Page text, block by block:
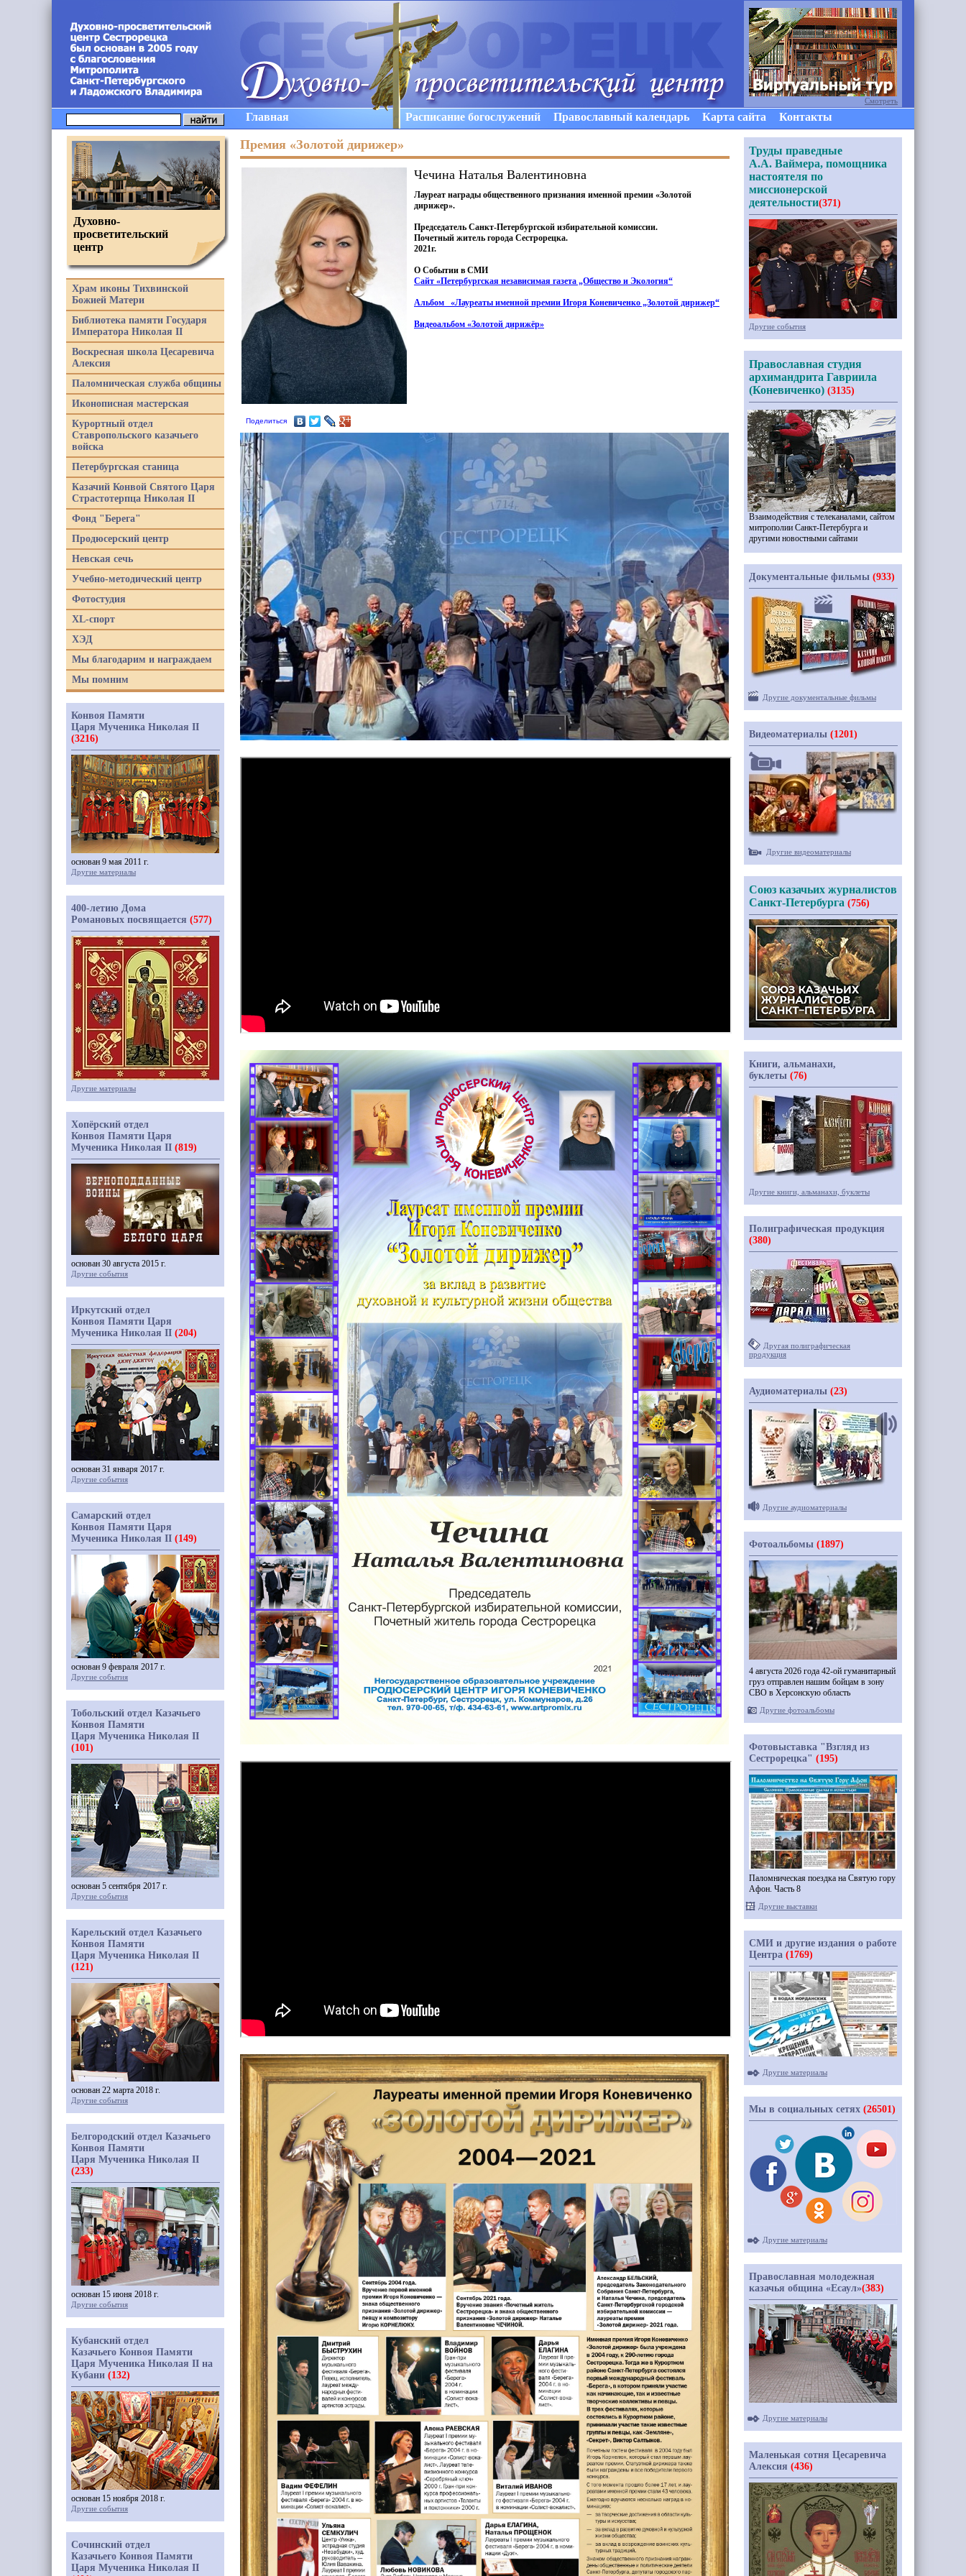
Главная Расписание богослужений Православный календарь Карта сайта Контакты
Премия «Золотой дирижер»
Поделиться
Чечина Наталья Валентиновна
Лауреат награды общественного признания именной премии «Золотой
дирижер».
Председатель Санкт-Петербургской избирательной комиссии.
Почетный житель города Сестрорецка.
2021г.
О Событии в СМИ
Сайт «Петербургская независимая газета „Общество и Экология“
Альбом «Лауреаты именной премии Игоря Коневиченко „Золотой дирижер“
Видеоальбом «Золотой дирижёр»
Духовно-
просветительский
центр
Храм иконы Тихвинской
Божией Матери
Библиотека памяти Государя
Императора Николая II
Воскресная школа Цесаревича
Алексия
Паломническая служба общины
Иконописная мастерская
Курортный отдел
Ставропольского казачьего
войска
Петербургская станица
Казачий Конвой Святого Царя
Страстотерпца Николая II
Фонд "Берега"
Продюсерский центр
Невская сечь
Учебно-методический центр
Фотостудия
XL-спорт
ХЭД
Мы благодарим и награждаем
Мы помним
Конвоя Памяти
Царя Мученика Николая II
(3216)
основан 9 мая 2011 г.
Другие материалы
400-летию Дома
Романовых посвящается (577)
Другие материалы
Хопёрский отдел
Конвоя Памяти Царя
Мученика Николая II (819)
основан 30 августа 2015 г.
Другие события
Иркутский отдел
Конвоя Памяти Царя
Мученика Николая II (204)
основан 31 января 2017 г.
Другие события
Самарский отдел
Конвоя Памяти Царя
Мученика Николая II (149)
основан 9 февраля 2017 г.
Другие события
Тобольский отдел Казачьего
Конвоя Памяти
Царя Мученика Николая II
(101)
основан 5 сентября 2017 г.
Другие события
Карельский отдел Казачьего
Конвоя Памяти
Царя Мученика Николая II
(121)
основан 22 марта 2018 г.
Другие события
Белгородский отдел Казачьего
Конвоя Памяти
Царя Мученика Николая II
(233)
основан 15 июня 2018 г.
Другие события
Кубанский отдел
Казачьего Конвоя Памяти
Царя Мученика Николая II на
Кубани (132)
основан 15 ноября 2018 г.
Другие события
Сочинский отдел
Казачьего Конвоя Памяти
Царя Мученика Николая II
Смотреть
Труды праведные
А.А. Ваймера, помощника
настоятеля по
миссионерской
деятельности(371)
Другие события
Православная студия
архимандрита Гавриила
(Коневиченко) (3135)
Взаимодействия с телеканалами, сайтом
митрополии Санкт-Петербурга и
другими новостными сайтами
Документальные фильмы (933)
Другие документальные фильмы
Видеоматериалы (1201)
Другие видеоматериалы
Союз казачьих журналистов
Санкт-Петербурга (756)
Книги, альманахи,
буклеты (76)
Другие книги, альманахи, буклеты
Полиграфическая продукция
(380)
Другая полиграфическая
продукция
Аудиоматериалы (23)
Другие аудиоматериалы
Фотоальбомы (1897)
4 августа 2026 года 42-ой гуманитарный
груз отправлен нашим бойцам в зону
СВО в Херсонскую область
Другие фотоальбомы
Фотовыставка "Взгляд из
Сестрорецка" (195)
Паломническая поездка на Святую гору
Афон. Часть 8
Другие выставки
СМИ и другие издания о работе
Центра (1769)
Другие материалы
Мы в социальных сетях (26501)
Другие материалы
Православная молодежная
казачья община «Есаул»(383)
Другие материалы
Маленькая сотня Цесаревича
Алексия (436)